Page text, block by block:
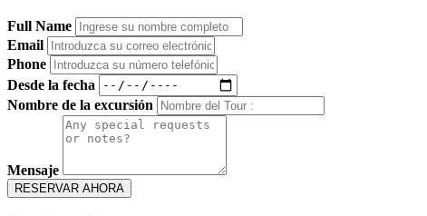
Full Name
Email
Phone
Desde la fecha
Nombre de la excursión
Mensaje
RESERVAR AHORA